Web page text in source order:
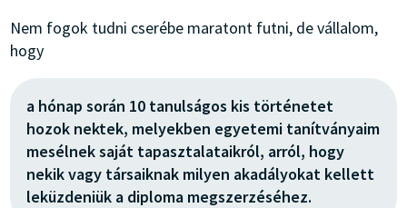
Nem fogok tudni cserébe maratont futni, de vállalom,
hogy
a hónap során 10 tanulságos kis történetet
hozok nektek, melyekben egyetemi tanítványaim
mesélnek saját tapasztalataikról, arról, hogy
nekik vagy társaiknak milyen akadályokat kellett
leküzdeniük a diploma megszerzéséhez.